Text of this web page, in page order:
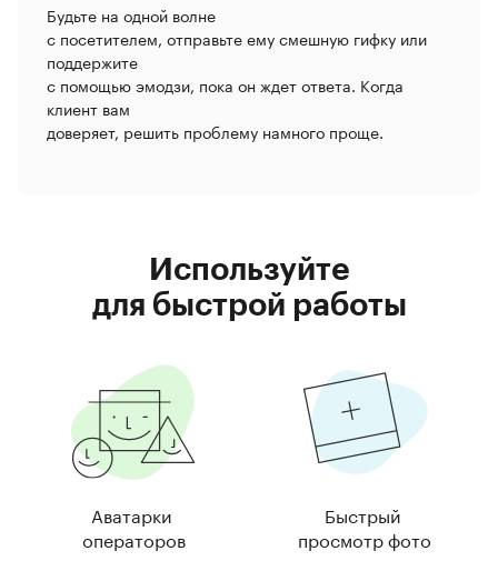
Будьте на одной волне
с посетителем, отправьте ему смешную гифку или
поддержите
с помощью эмодзи, пока он ждет ответа. Когда
клиент вам
доверяет, решить проблему намного проще.
Используйте
для быстрой работы
Аватарки
операторов
Быстрый
просмотр фото